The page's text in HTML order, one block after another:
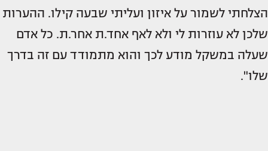
הצלחתי לשמור על איזון ועליתי שבעה קילו. ההערות
שלכן לא עוזרות לי ולא לאף אחד.ת אחר.ת. כל אדם
שעלה במשקל מודע לכך והוא מתמודד עם זה בדרך
שלו".